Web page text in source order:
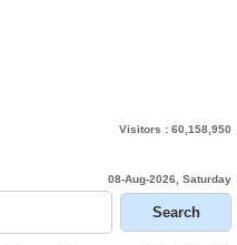
Visitors : 60,158,950
08-Aug-2026, Saturday